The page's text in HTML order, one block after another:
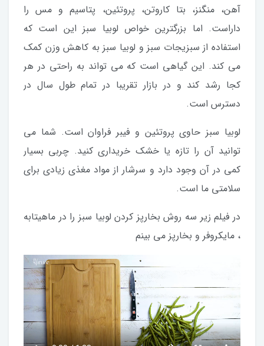
آهن، منگنز، بتا کاروتن، پروتئین، پتاسیم و مس را
داراست. اما بزرگترین خواص لوبیا سبز این است که
استفاده از سبزیجات سبز و لوبیا سبز به کاهش وزن کمک
می کند. این گیاهی است که می تواند به راحتی در هر
کجا رشد کند و در بازار تقریبا در تمام طول سال در
دسترس است.
لوبیا سبز حاوی پروتئین و فیبر فراوان است. شما می
توانید آن را تازه یا خشک خریداری کنید. چربی بسیار
کمی در آن وجود دارد و سرشار از مواد مغذی زیادی برای
سلامتی ما است.
در فیلم زیر سه روش بخارپز کردن لوبیا سبز را در ماهیتابه
، مایکروفر و بخارپز می بینم